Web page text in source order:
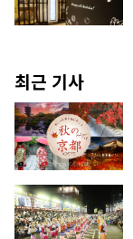
최근 기사